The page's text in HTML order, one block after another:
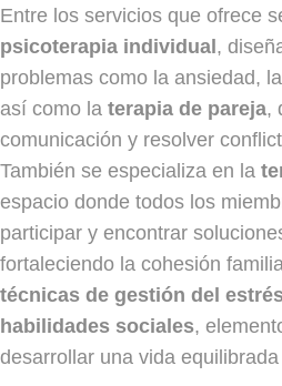
Entre los servicios que ofrece
psicoterapia individual,
problemas como la ansiedad,
así como la terapia de pareja,
comunicación y resolver
También se especializa en la
espacio donde todos los
participar y encontrar
fortaleciendo la cohesión
técnicas de gestión del
habilidades sociales,
desarrollar una vida